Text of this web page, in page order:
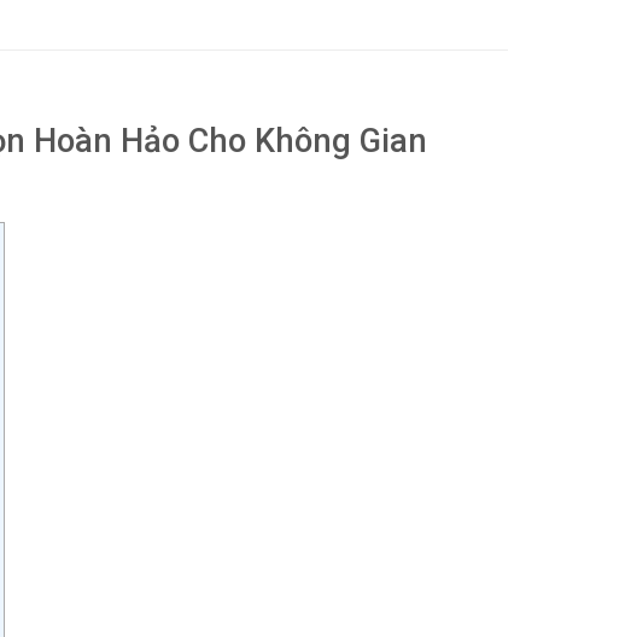
Hoàn Hảo Cho Không Gian